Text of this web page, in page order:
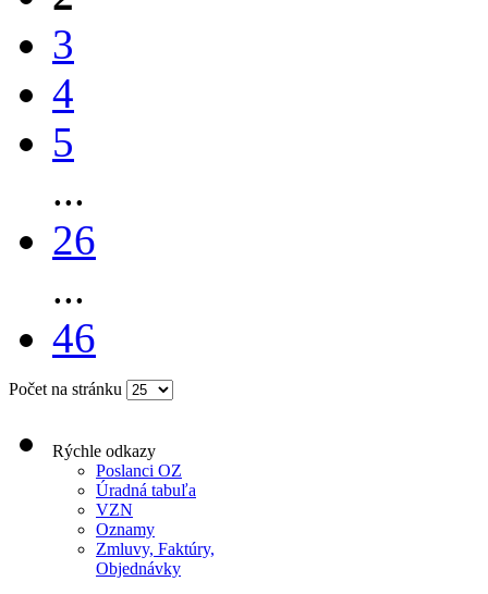
3
4
5
...
26
...
46
Počet na stránku
Rýchle odkazy
Poslanci OZ
Úradná tabuľa
VZN
Oznamy
Zmluvy, Faktúry,
Objednávky